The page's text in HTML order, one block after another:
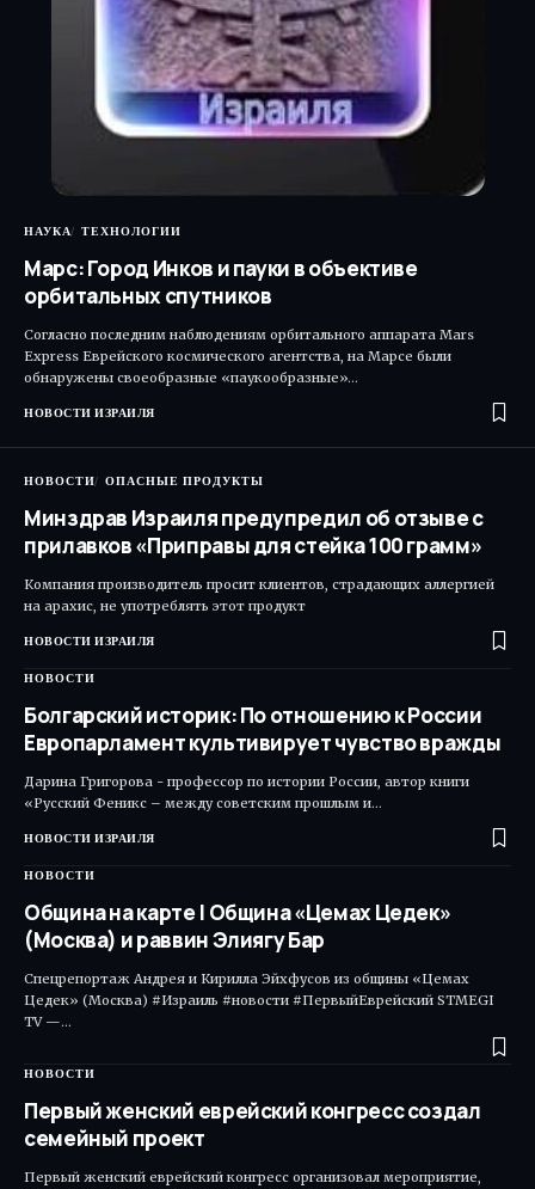
НАУКА ТЕХНОЛОГИИ
Марс: Город Инков и пауки в объективе
орбитальных спутников
Согласно последним наблюдениям орбитального аппарата Mars
Express Еврейского космического агентства, на Марсе были
обнаружены своеобразные «паукообразные»…
НОВОСТИ ИЗРАИЛЯ
НОВОСТИ ОПАСНЫЕ ПРОДУКТЫ
Минздрав Израиля предупредил об отзыве с
прилавков «Приправы для стейка 100 грамм»
Компания производитель просит клиентов, страдающих аллергией
на арахис, не употреблять этот продукт
НОВОСТИ ИЗРАИЛЯ
НОВОСТИ
Болгарский историк: По отношению к России
Европарламент культивирует чувство вражды
Дарина Григорова - профессор по истории России, автор книги
«Русский Феникс – между советским прошлым и…
НОВОСТИ ИЗРАИЛЯ
НОВОСТИ
Община на карте | Община «Цемах Цедек»
(Москва) и раввин Элиягу Бар
Спецрепортаж Андрея и Кирилла Эйхфусов из общины «Цемах
Цедек» (Москва) #Израиль #новости #ПервыйЕврейский STMEGI
TV —…
НОВОСТИ
Первый женский еврейский конгресс создал
семейный проект
Первый женский еврейский конгресс организовал мероприятие,